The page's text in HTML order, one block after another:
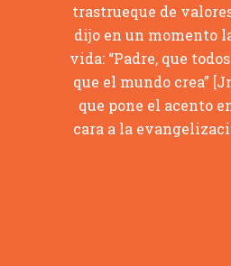
trastrueque de
dijo en un momento
vida: “Padre, que
que el mundo crea”
que pone el acento
cara a la